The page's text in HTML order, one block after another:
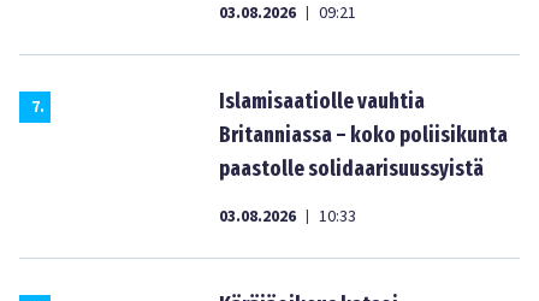
03.08.2026 | 09:21
7.
Islamisaatiolle vauhtia
Britanniassa – koko poliisikunta
paastolle solidaarisuussyistä
03.08.2026 | 10:33